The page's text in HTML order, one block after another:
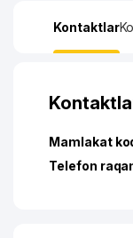
Kontaktlar
Mamlakat
Telefon